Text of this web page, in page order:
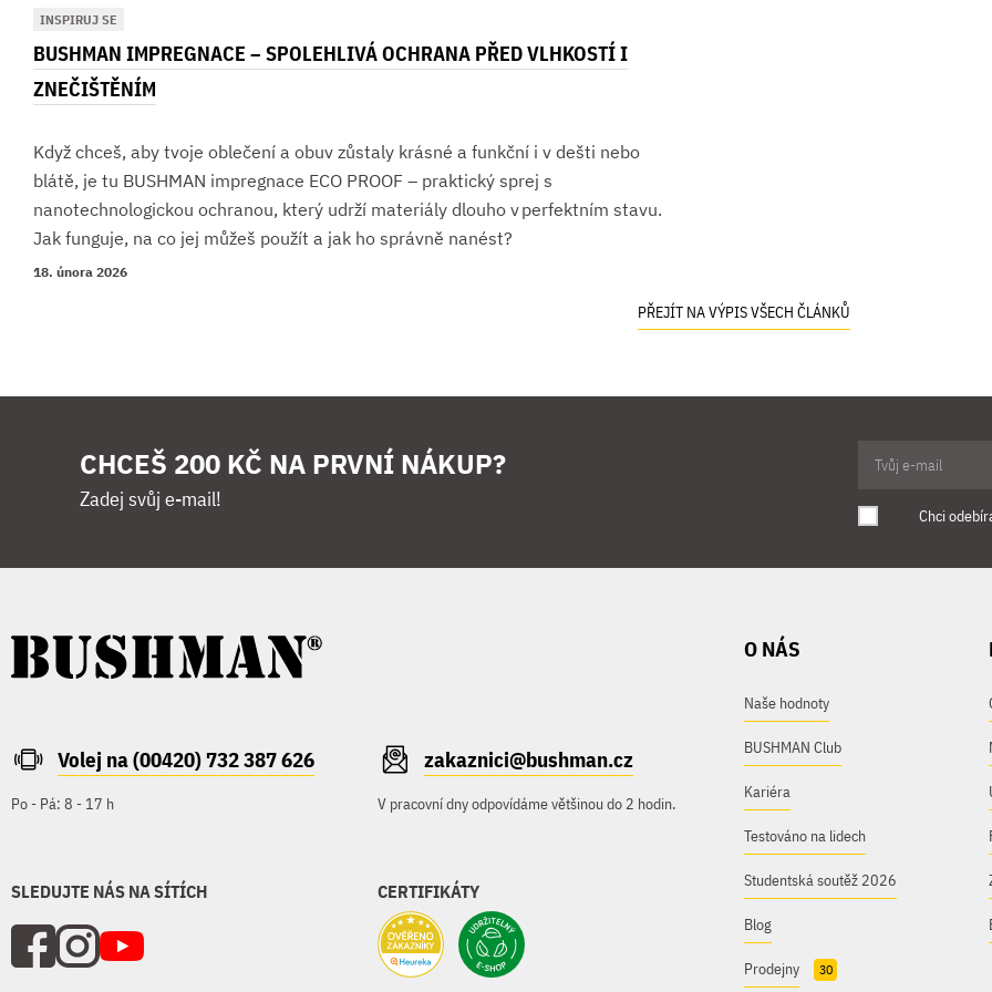
INSPIRUJ SE
BUSHMAN IMPREGNACE – SPOLEHLIVÁ OCHRANA PŘED VLHKOSTÍ I
ZNEČIŠTĚNÍM
Když chceš, aby tvoje oblečení a obuv zůstaly krásné a funkční i v dešti nebo
blátě, je tu BUSHMAN impregnace ECO PROOF – praktický sprej s
nanotechnologickou ochranou, který udrží materiály dlouho v perfektním stavu.
Jak funguje, na co jej můžeš použít a jak ho správně nanést?
18. února 2026
PŘEJÍT NA VÝPIS VŠECH ČLÁNKŮ
CHCEŠ 200 KČ NA PRVNÍ NÁKUP?
Zadej svůj e-mail!
Chci
Volej na (00420) 732 387 626
Po - Pá: 8 - 17 h
zakaznici@bushman.cz
V pracovní dny odpovídáme většinou do 2 hodin.
SLEDUJTE NÁS NA SÍTÍCH CERTIFIKÁTY
O NÁS
Naše hodnoty
BUSHMAN Club
Kariéra
Testováno na lidech
Studentská soutěž 2026
Blog
Prodejny 30